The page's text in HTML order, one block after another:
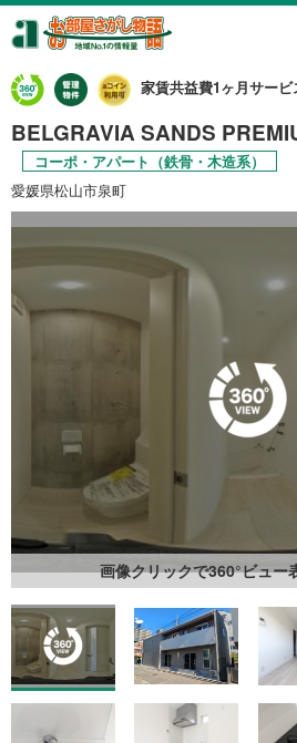
家賃共益費1ヶ月サー
BELGRAVIA SANDS
コーポ・アパート（鉄骨・木造系）
愛媛県松山市泉町
画像クリックで360°ビュー